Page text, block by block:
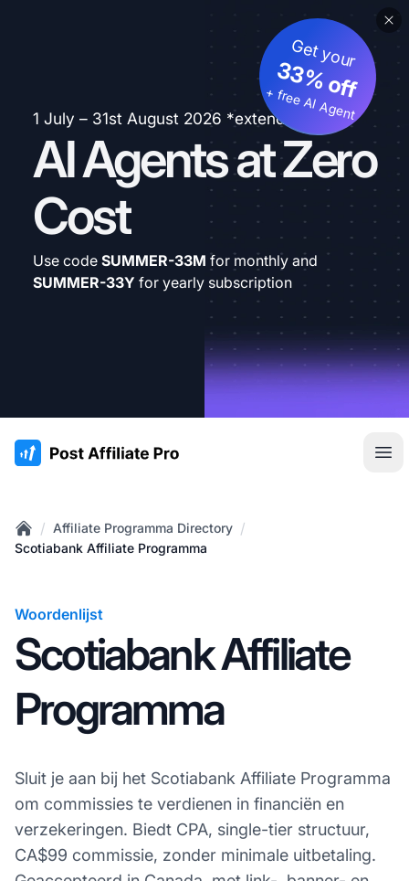
1 July – 31st August 2026 *extended
AI Agents at Zero
Cost
Get your
33% off
+ free AI Agent
Use code SUMMER-33M for monthly and
SUMMER-33Y for yearly subscription
:site.title
Home
/ Affiliate Programma Directory /
Scotiabank Affiliate Programma
Woordenlijst
Scotiabank Affiliate
Programma
Sluit je aan bij het Scotiabank Affiliate Programma
om commissies te verdienen in financiën en
verzekeringen. Biedt CPA, single-tier structuur,
CA$99 commissie, zonder minimale uitbetaling.